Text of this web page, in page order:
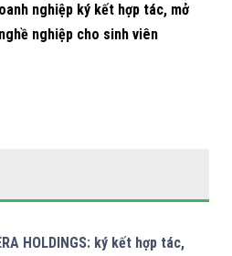
nghiệp ký kết hợp tác, mở
nghiệp cho sinh viên
HOLDINGS: ký kết hợp tác,